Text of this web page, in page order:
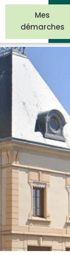
Mes
démarches